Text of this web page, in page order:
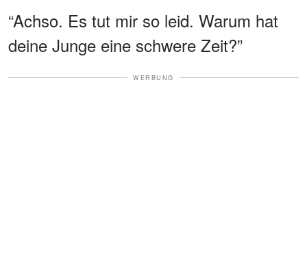
“Achso. Es tut mir so leid. Warum hat
deine Junge eine schwere Zeit?”
WERBUNG